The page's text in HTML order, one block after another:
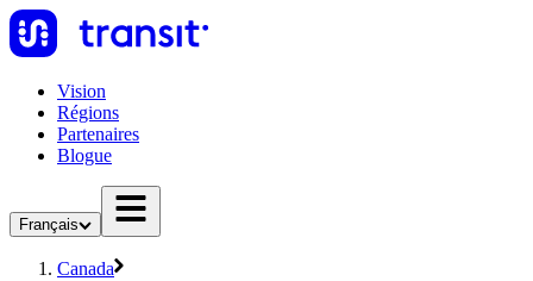
Vision
Régions
Partenaires
Blogue
Français
Canada